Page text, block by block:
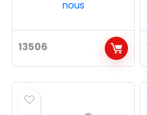
13506
nous